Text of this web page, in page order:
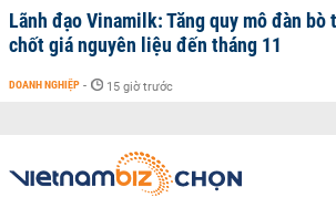
Lãnh đạo Vinamilk: Tăng quy mô đàn bò
chốt giá nguyên liệu đến tháng 11
DOANH NGHIỆP - 15 giờ trước